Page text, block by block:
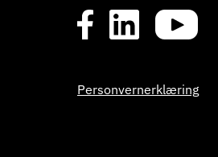
Personvernerklæring